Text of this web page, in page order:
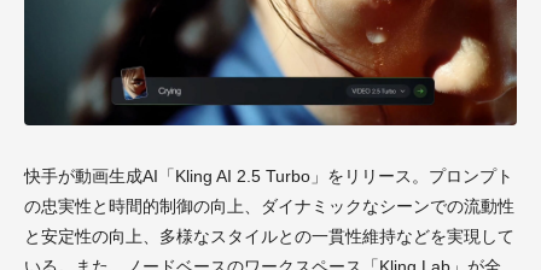
快手が動画生成AI「Kling AI 2.5 Turbo」をリリース。プロンプト
の忠実性と時間的制御の向上、ダイナミックなシーンでの流動性
と安定性の向上、多様なスタイルとの一貫性維持などを実現して